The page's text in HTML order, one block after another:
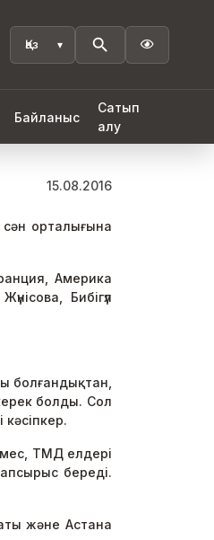

Байланыс
Сатып
алу
15.08.2016
орталығына
Америка
Бибігүл
болғандықтан,
болды. Сол
ТМД елдері
береді.
және Астана